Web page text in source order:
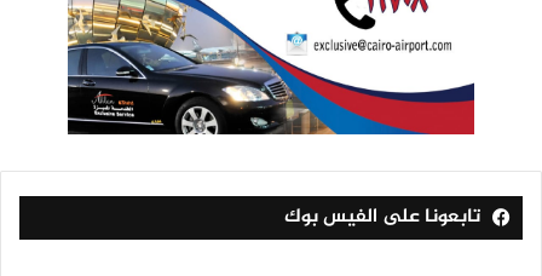
تابعونا على الفيس بوك